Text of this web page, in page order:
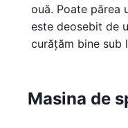
ouă. Poate părea
este deosebit de
curățăm bine sub
Masina de